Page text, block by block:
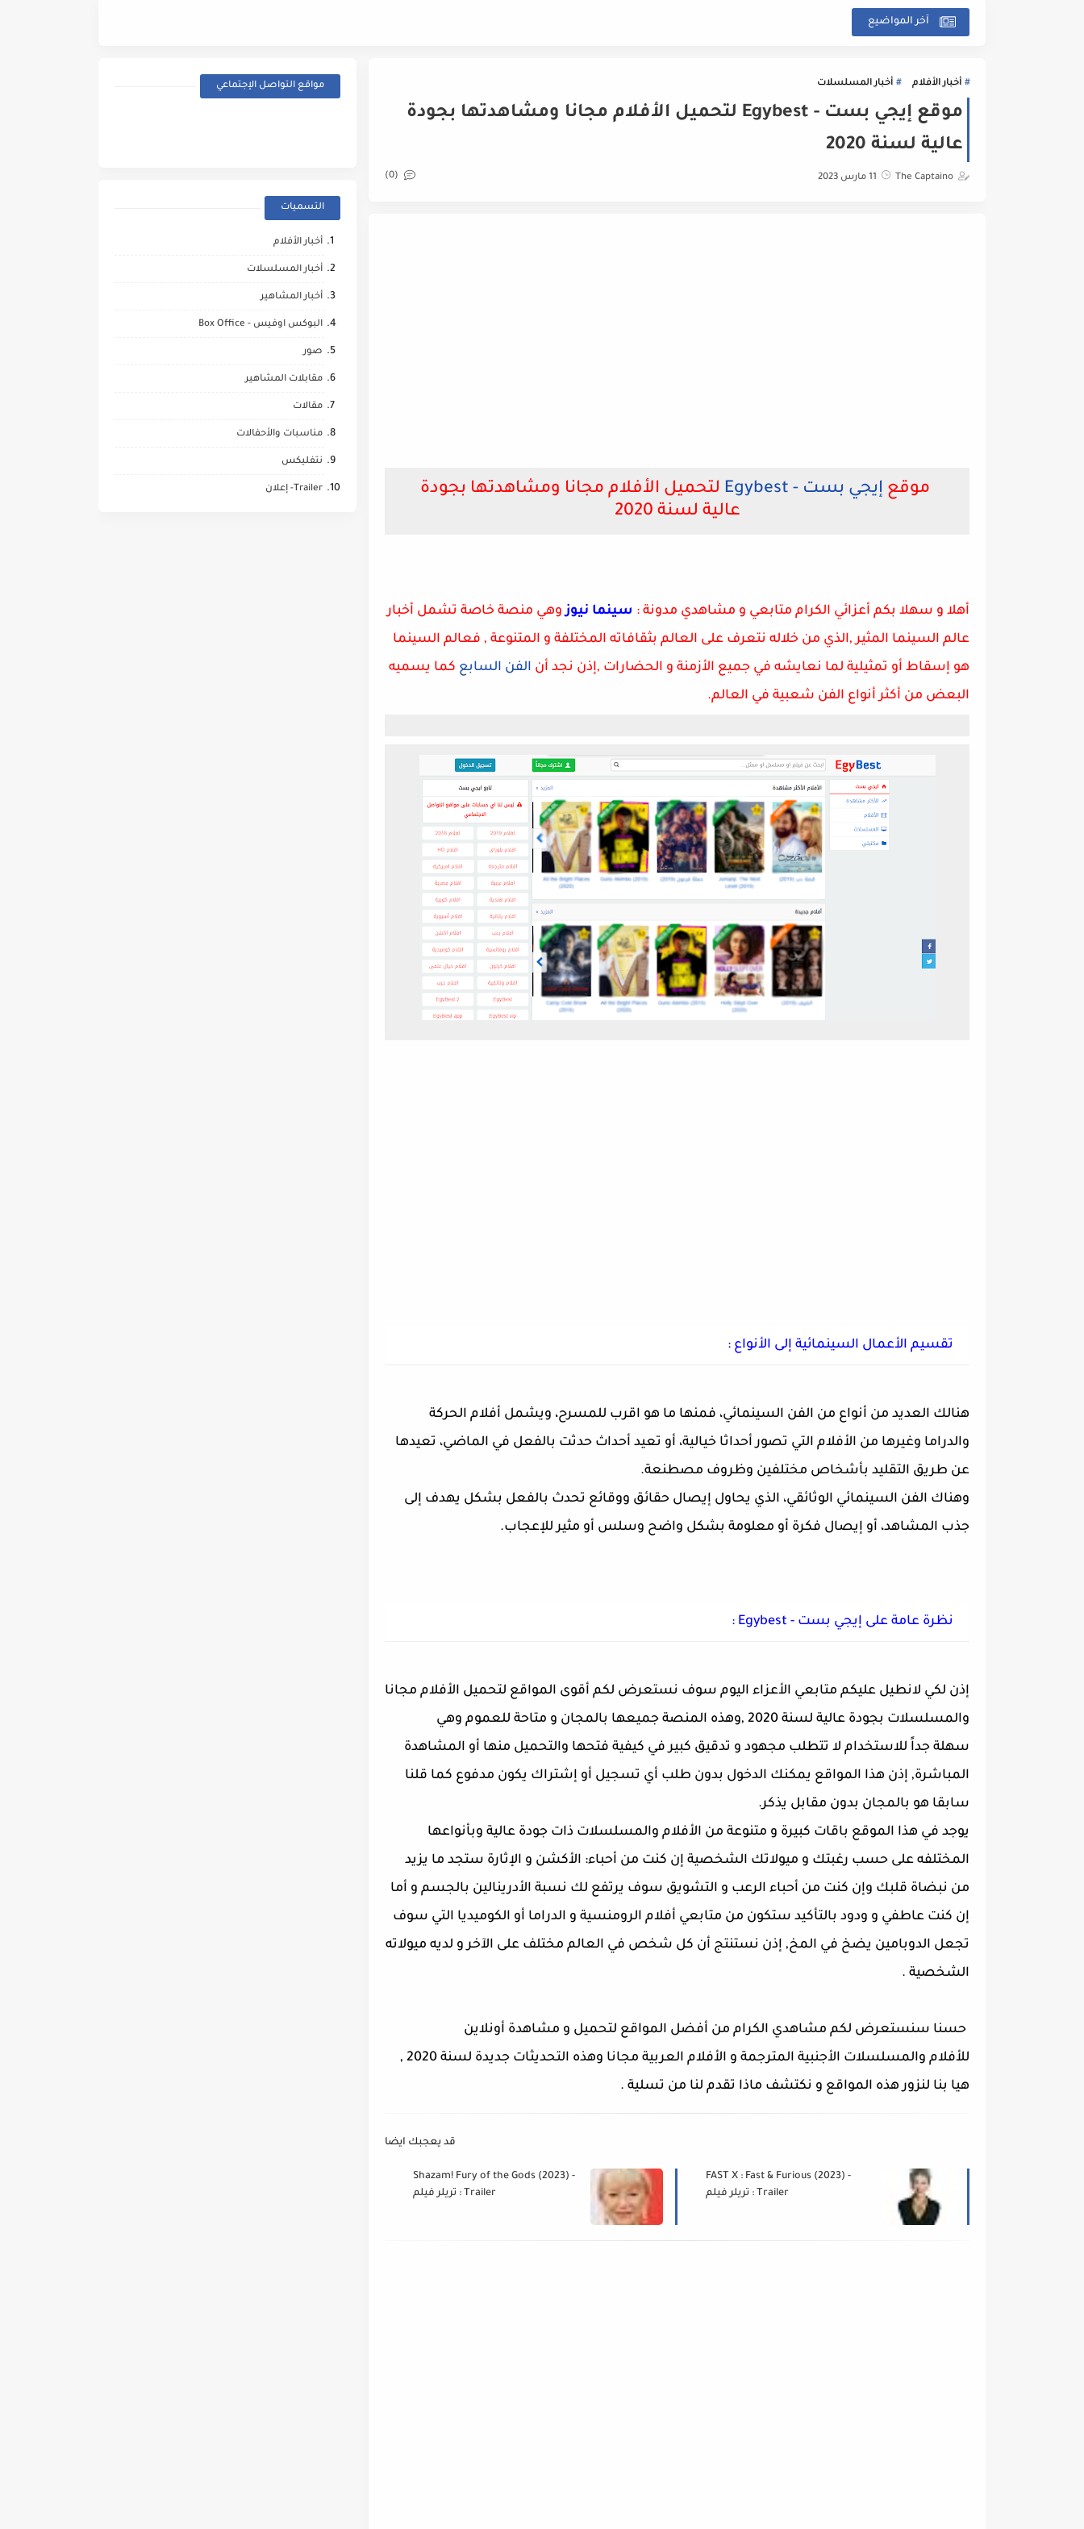
آخر المواضيع
أخبار الأفلام أخبار المسلسلات
موقع إيجي بست - Egybest لتحميل الأفلام مجانا ومشاهدتها بجودة
عالية لسنة 2020
The Captaino 11 مارس 2023 (0)
موقع إيجي بست - Egybest
لتحميل الأفلام مجانا ومشاهدتها بجودة
عالية لسنة 2020
أهلا و سهلا بكم أعزائي الكرام متابعي و مشاهدي مدونة : سينما نيوزوهي منصة خاصة تشمل أخبار
عالم السينما المثير ,الذي من خلاله نتعرف على العالم بثقافاته المختلفة و المتنوعة , فعالم السينما
هو إسقاط أو تمثيلية لما نعايشه في جميع الأزمنة و الحضارات ,إذن نجد أن الفن السابع كما يسميه
البعض من أكثر أنواع الفن شعبية في العالم.
تقسيم الأعمال السينمائية إلى الأنواع :
هنالك العديد من أنواع من الفن السينمائي، فمنها ما هو اقرب للمسرح، ويشمل أفلام الحركة
والدراما وغيرها من الأفلام التي تصور أحداثا خيالية، أو تعيد أحداث حدثت بالفعل في الماضي، تعيدها
عن طريق التقليد بأشخاص مختلفين وظروف مصطنعة.
وهناك الفن السينمائي الوثائقي، الذي يحاول إيصال حقائق ووقائع تحدث بالفعل بشكل يهدف إلى
جذب المشاهد، أو إيصال فكرة أو معلومة بشكل واضح وسلس أو مثير للإعجاب.
نظرة عامة على إيجي بست - Egybest :
إذن لكي لانطيل عليكم متابعي الأعزاء اليوم سوف نستعرض لكم أقوى المواقع لتحميل الأفلام مجانا
والمسلسلات بجودة عالية لسنة 2020 ,وهذه المنصة جميعها بالمجان و متاحة للعموم وهي
سهلة جداً للاستخدام لا تتطلب مجهود و تدقيق كبير في كيفية فتحها والتحميل منها أو المشاهدة
المباشرة, إذن هذا المواقع يمكنك الدخول بدون طلب أي تسجيل أو إشتراك يكون مدفوع كما قلنا
سابقا هو بالمجان بدون مقابل يذكر.
يوجد في هذا الموقع باقات كبيرة و متنوعة من الأفلام والمسلسلات ذات جودة عالية وبأنواعها
المختلفه على حسب رغبتك و ميولاتك الشخصية إن كنت من أحباء: الأكشن و الإثارة ستجد ما يزيد
من نبضاة قلبك وإن كنت من أحباء الرعب و التشويق سوف يرتفع لك نسبة الأدرينالين بالجسم و أما
إن كنت عاطفي و ودود بالتأكيد ستكون من متابعي أفلام الرومنسية و الدراما أو الكوميديا التي سوف
تجعل الدوبامين يضخ في المخ, إذن نستنتج أن كل شخص في العالم مختلف على الآخر و لديه ميولاته
الشخصية .
حسنا سنستعرض لكم مشاهدي الكرام من أفضل المواقع لتحميل و مشاهدة أونلاين
للأفلام والمسلسلات
الأجنبية المترجمة و الأفلام العربية مجانا وهذه التحديثات جديدة لسنة 2020 ,
هيا بنا لنزور هذه المواقع و نكتشف ماذا تقدم لنا من تسلية .
قد يعجبك ايضا
FAST X : Fast & Furious (2023) -
Trailer : تريلر فيلم
Shazam! Fury of the Gods (2023) -
Trailer : تريلر فيلم
مواقع التواصل الإجتماعي
التسميات
أخبار الأفلام
أخبار المسلسلات
أخبار المشاهير
البوكس اوفيس - Box Office
صور
مقابلات المشاهير
مقالات
مناسبات والأحفالات
نتفليكس
Trailer- إعلان